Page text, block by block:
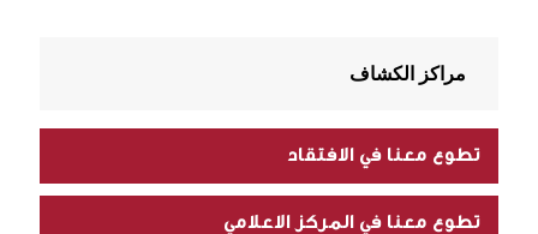
مراكز الكشاف
تطوع معنا في الافتقاد
تطوع معنا في المركز الاعلامي